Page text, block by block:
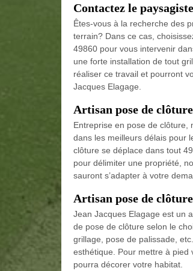
Contactez le
Êtes-vous à la recherche des
terrain? Dans ce cas,
49860 pour vous intervenir
une forte installation de tout
réaliser ce travail et pourront
Jacques Elagage.
Artisan pose de
Entreprise en pose de clôture,
dans les meilleurs délais pour
clôture se déplace dans tout
pour délimiter une propriété,
sauront s’adapter à votre
Artisan pose de
Jean Jacques Elagage est un
de pose de clôture selon le
grillage, pose de palissade,
esthétique. Pour mettre à pied
pourra décorer votre habitat.